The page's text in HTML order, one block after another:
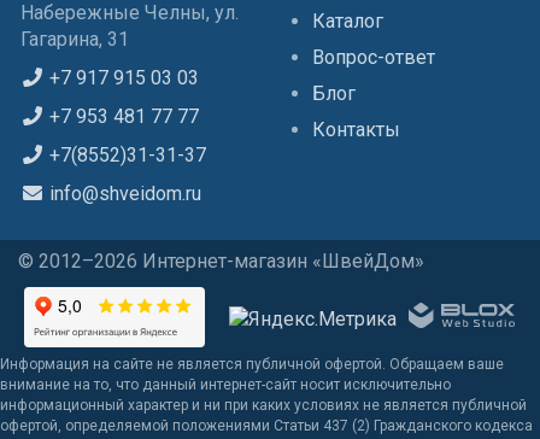
Набережные Челны, ул.
Гагарина, 31
+7 917 915 03 03
+7 953 481 77 77
+7(8552)31-31-37
info@shveidom.ru
Каталог
Вопрос-ответ
Блог
Контакты
© 2012–2026 Интернет-магазин «ШвейДом»
Информация на сайте не является публичной офертой. Обращаем ваше
внимание на то, что данный интернет-сайт носит исключительно
информационный характер и ни при каких условиях не является публичной
офертой, определяемой положениями Статьи 437 (2) Гражданского кодекса